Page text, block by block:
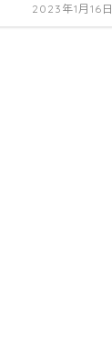
2023年1月16日